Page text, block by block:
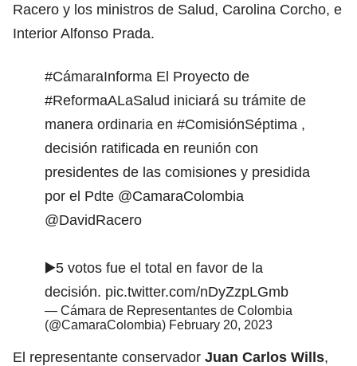
Racero y los ministros de Salud, Carolina Corcho, e
Interior Alfonso Prada.
#CámaraInforma El Proyecto de
#ReformaALaSalud iniciará su trámite de
manera ordinaria en #ComisiónSéptima ,
decisión ratificada en reunión con
presidentes de las comisiones y presidida
por el Pdte @CamaraColombia
@DavidRacero
▶️5 votos fue el total en favor de la
decisión. pic.twitter.com/nDyZzpLGmb
— Cámara de Representantes de Colombia
(@CamaraColombia) February 20, 2023
El representante conservador Juan Carlos Wills,